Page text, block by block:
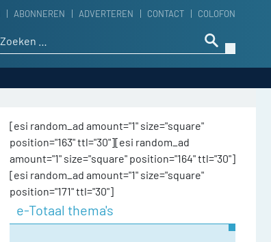
ABONNEREN ADVERTEREN CONTACT COLOFON
[esi random_ad amount="1" size="square"
position="163" ttl="30"][esi random_ad
amount="1" size="square" position="164" ttl="30"]
[esi random_ad amount="1" size="square"
position="171" ttl="30"]
e-Totaal thema's